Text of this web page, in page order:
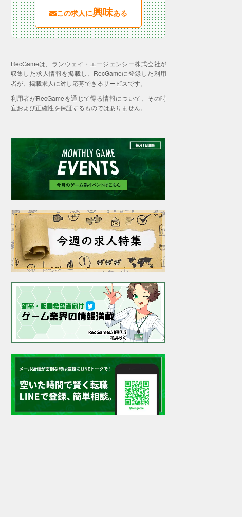
この求人に興味ある
RecGameは、ランウェイ・エージェンシー株式会社が
収集した求人情報を掲載し、RecGameに登録した利用
者が、掲載求人に対し応募できるサービスです。
利用者がRecGameを通じて得る情報について、その時
宜および正確性を保証するものではありません。